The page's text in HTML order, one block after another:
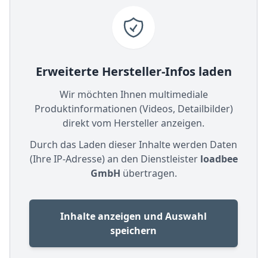
Erweiterte Hersteller-Infos laden
Wir möchten Ihnen multimediale
Produktinformationen (Videos, Detailbilder)
direkt vom Hersteller anzeigen.
Durch das Laden dieser Inhalte werden Daten
(Ihre IP-Adresse) an den Dienstleister loadbee
GmbH übertragen.
Inhalte anzeigen und Auswahl
speichern